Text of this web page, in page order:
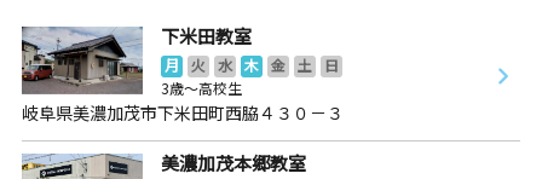
下米田教室
月 火 水 木 金 土
日
3歳～高校生
岐阜県美濃加茂市下米田町西脇４３０－３
美濃加茂本郷教室